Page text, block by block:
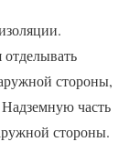
отделывать
стороны,
часть
стороны.